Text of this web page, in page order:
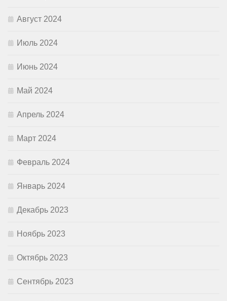
Август 2024
Июль 2024
Июнь 2024
Май 2024
Апрель 2024
Март 2024
Февраль 2024
Январь 2024
Декабрь 2023
Ноябрь 2023
Октябрь 2023
Сентябрь 2023